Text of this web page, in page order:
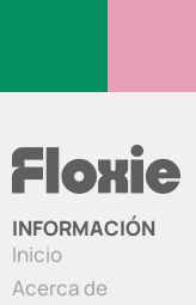
INFORMACIÓN
Inicio
Acerca de